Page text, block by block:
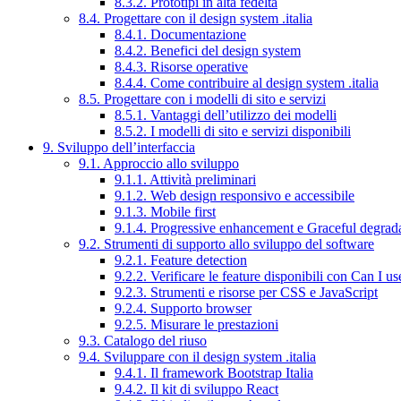
8.4. Progettare con il design system .italia
8.4.1. Documentazione
8.4.2. Benefici del design system
8.4.3. Risorse operative
8.4.4. Come contribuire al design system .italia
8.5. Progettare con i modelli di sito e servizi
8.5.1. Vantaggi dell’utilizzo dei modelli
8.5.2. I modelli di sito e servizi disponibili
9. Sviluppo dell’interfaccia
9.1. Approccio allo sviluppo
9.1.1. Attività preliminari
9.1.2. Web design responsivo e accessibile
9.1.3. Mobile first
9.1.4. Progressive enhancement e Graceful
9.2. Strumenti di supporto allo sviluppo del software
9.2.1. Feature detection
9.2.2. Verificare le feature disponibili con Can I
9.2.3. Strumenti e risorse per CSS e JavaScript
9.2.4. Supporto browser
9.2.5. Misurare le prestazioni
9.3. Catalogo del riuso
9.4. Sviluppare con il design system .italia
9.4.1. Il framework Bootstrap Italia
9.4.2. Il kit di sviluppo React